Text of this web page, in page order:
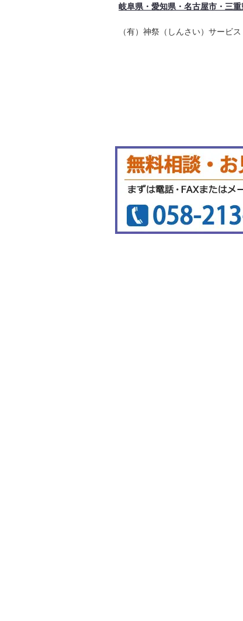
岐阜県・愛知県・名古屋市・三
（有）神祭（しんさい）サービス